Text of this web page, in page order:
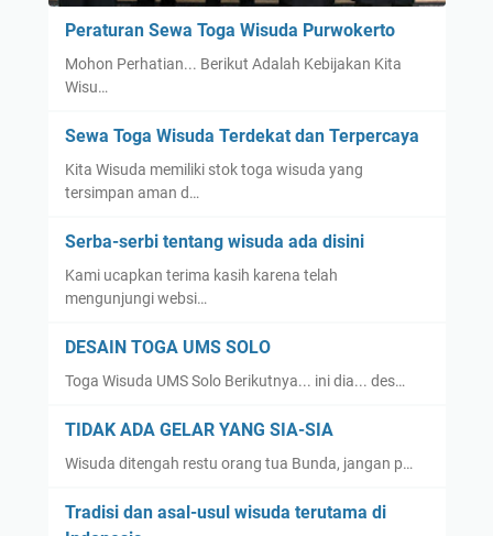
a
Peraturan Sewa Toga Wisuda Purwokerto
Mohon Perhatian... Berikut Adalah Kebijakan Kita
Wisu…
Sewa Toga Wisuda Terdekat dan Terpercaya
Kita Wisuda memiliki stok toga wisuda yang
tersimpan aman d…
Serba-serbi tentang wisuda ada disini
Kami ucapkan terima kasih karena telah
mengunjungi websi…
DESAIN TOGA UMS SOLO
Toga Wisuda UMS Solo Berikutnya... ini dia... des…
TIDAK ADA GELAR YANG SIA-SIA
Wisuda ditengah restu orang tua Bunda, jangan p…
Tradisi dan asal-usul wisuda terutama di